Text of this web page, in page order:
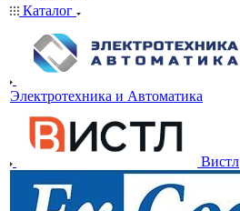
Каталог
Электротехника и Автоматика
Вистл